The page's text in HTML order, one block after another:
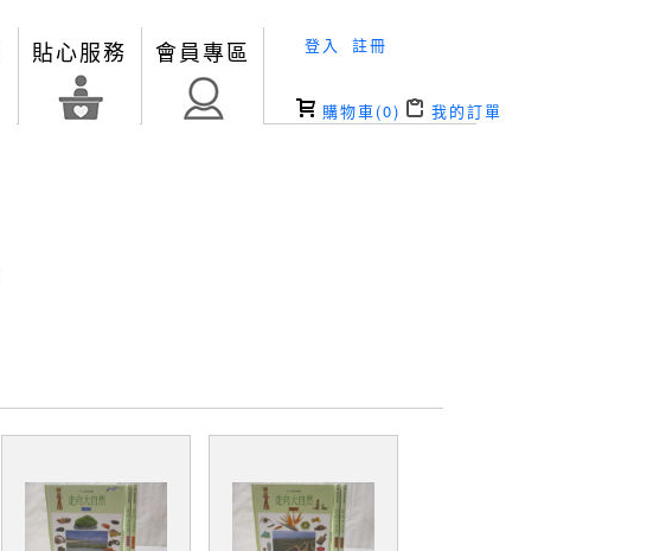
貼心服務 會員專區 登入 註冊
購物車(0) 我的訂單